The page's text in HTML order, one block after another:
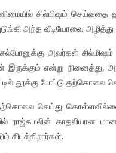
சில்மிஷம் செய்வதை
அந்த வீடியோவை அழித்து
அவர்கள் சில்மிஷம்
என்று நினைத்து,
தூக்கு போட்டு தற்கொலை
செய்து கொள்ளவில்லை,
ராஜ்கமலின் காதலியான
கிடக்கிறார்கள்.